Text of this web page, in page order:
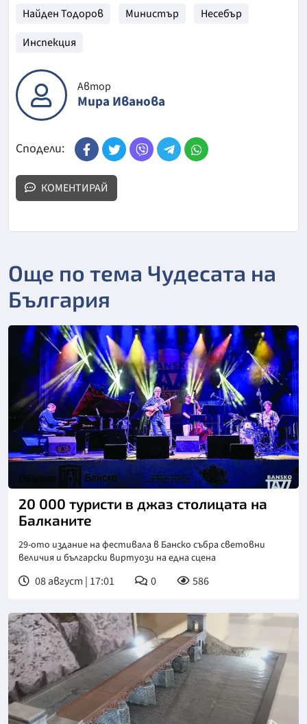
Найден Тодоров
Министър
Несебър
Инспекция
Автор
Мира Иванова
Сподели:
КОМЕНТИРАЙ
Още по тема Чудесата на
България
20 000 туристи в джаз столицата на
Балканите
29-ото издание на фестивала в Банско събра световни
величия и български виртуози на една сцена
08 август | 17:01 0 586